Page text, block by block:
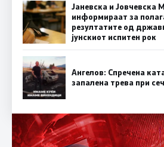
Јаневска и Јовчевска
информираат за
резултатите од
јунскиот испитен рок
Ангелов: Спречена
запалена трева при